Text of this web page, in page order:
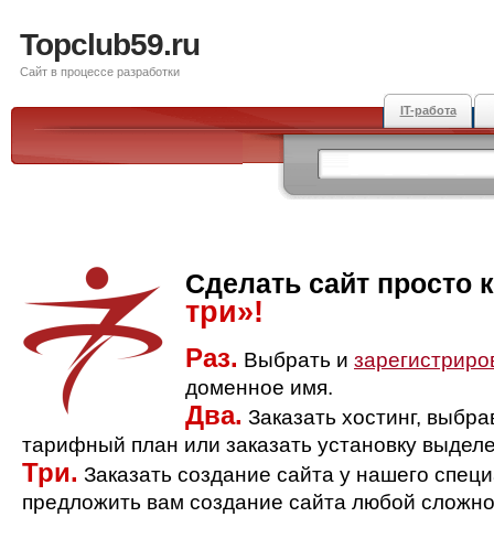
Topclub59.ru
Сайт в процессе разработки
IT-работа
Сделать сайт просто
три»!
Раз. Выбрать и
доменное имя.
Два. Заказать хостинг,
тарифный план или заказать установку
Три. Заказать создание сайта у нашего
предложить вам создание сайта любой